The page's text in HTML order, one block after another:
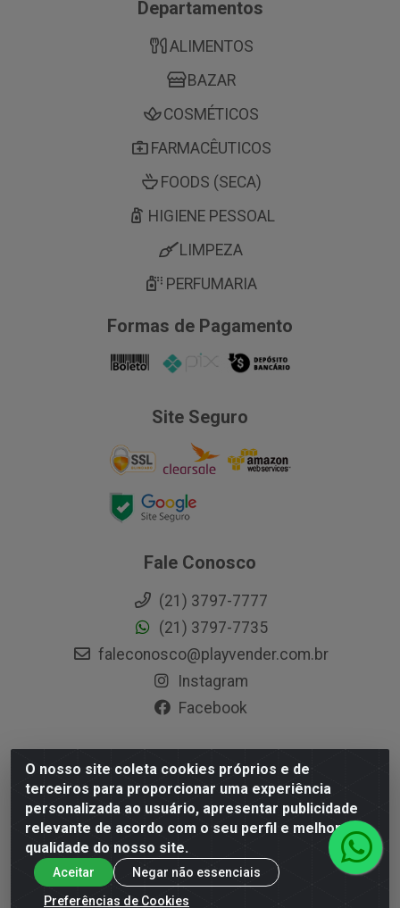
O nosso site coleta cookies próprios e de
terceiros para proporcionar uma experiência
personalizada ao usuário, apresentar publicidade
relevante de acordo com o seu perfil e melhorar a
qualidade do nosso site.
Aceitar
Negar não essenciais
Preferências de Cookies
Departamentos
ALIMENTOS
BAZAR
COSMÉTICOS
FARMACÊUTICOS
FOODS (SECA)
HIGIENE PESSOAL
LIMPEZA
PERFUMARIA
Formas de Pagamento
Site Seguro
Fale Conosco
(21) 3797-7777
(21) 3797-7735
faleconosco@playvender.com.br
Instagram
Facebook
Playvender Distribuidora - Avenida Ana Dantas, 183- Xerém -
Duque de Caxias / RJ - CEP 25250-415 - CNPJ
05.762.204/0001-83